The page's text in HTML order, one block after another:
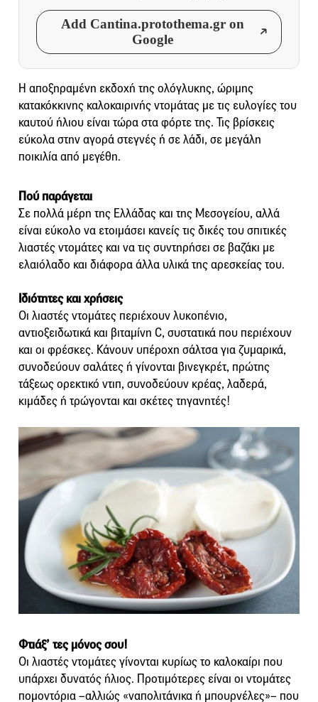
Add Cantina.protothema.gr on
Google
Η αποξηραμένη εκδοχή της ολόγλυκης, ώριμης
κατακόκκινης καλοκαιρινής ντομάτας με τις ευλογίες του
καυτού ήλιου είναι τώρα στα φόρτε της. Τις βρίσκεις
εύκολα στην αγορά στεγνές ή σε λάδι, σε μεγάλη
ποικιλία από μεγέθη.
Πού παράγεται
Σε πολλά μέρη της Ελλάδας και της Μεσογείου, αλλά
είναι εύκολο να ετοιμάσει κανείς τις δικές του σπιτικές
λιαστές ντομάτες και να τις συντηρήσει σε βαζάκι με
ελαιόλαδο και διάφορα άλλα υλικά της αρεσκείας του.
Ιδιότητες και χρήσεις
Οι λιαστές ντομάτες περιέχουν λυκοπένιο,
αντιοξειδωτικά και βιταμίνη C, συστατικά που περιέχουν
και οι φρέσκες. Κάνουν υπέροχη σάλτσα για ζυμαρικά,
συνοδεύουν σαλάτες ή γίνονται βινεγκρέτ, πρώτης
τάξεως ορεκτικό ντιπ, συνοδεύουν κρέας, λαδερά,
κιμάδες ή τρώγονται και σκέτες τηγανητές!
Φτιάξ’ τες μόνος σου!
Οι λιαστές ντομάτες γίνονται κυρίως το καλοκαίρι που
υπάρχει δυνατός ήλιος. Προτιμότερες είναι οι ντομάτες
πομοντόρια –αλλιώς «ναπολιτάνικα ή μπουρνέλες»– που